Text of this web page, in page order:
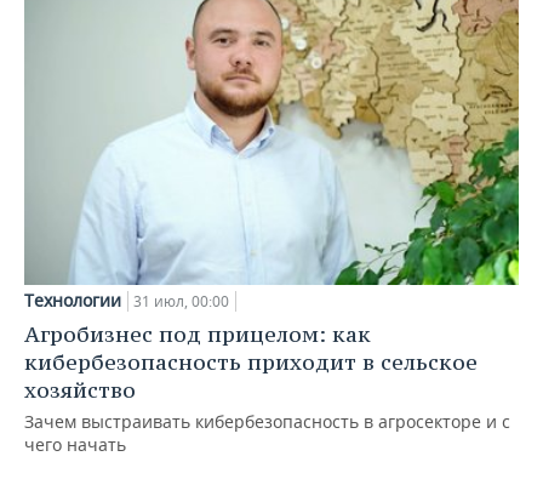
Технологии 31 июл, 00:00
Агробизнес под прицелом: как
кибербезопасность приходит в сельское
хозяйство
Зачем выстраивать кибербезопасность в агросекторе и с
чего начать